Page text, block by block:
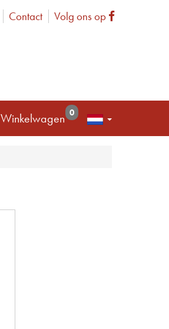
Contact Volg ons op Facebook
Winkelwagen 0